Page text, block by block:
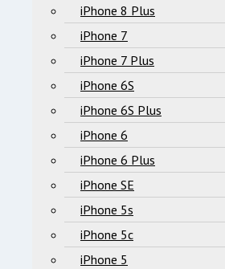
iPhone 8 Plus
iPhone 7
iPhone 7 Plus
iPhone 6S
iPhone 6S Plus
iPhone 6
iPhone 6 Plus
iPhone SE
iPhone 5s
iPhone 5c
iPhone 5